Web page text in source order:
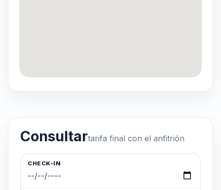
Consultartarifa final con el anfitrión
CHECK-IN